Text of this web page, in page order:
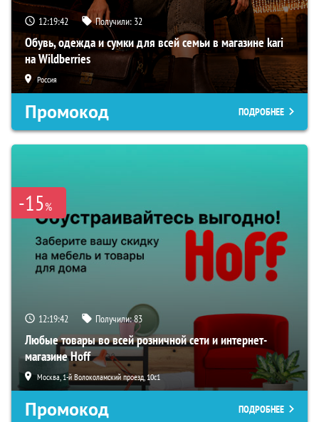
12:19:42 Получили: 32
Обувь, одежда и сумки для всей семьи в магазине kari
на Wildberries
Россия
Промокод ПОДРОБНЕЕ
-15%
12:19:42 Получили:83
Любые товары во всей розничной сети и интернет-
магазине Hoff
Москва, 1-й Волоколамский проезд, 10с1
Промокод ПОДРОБНЕЕ